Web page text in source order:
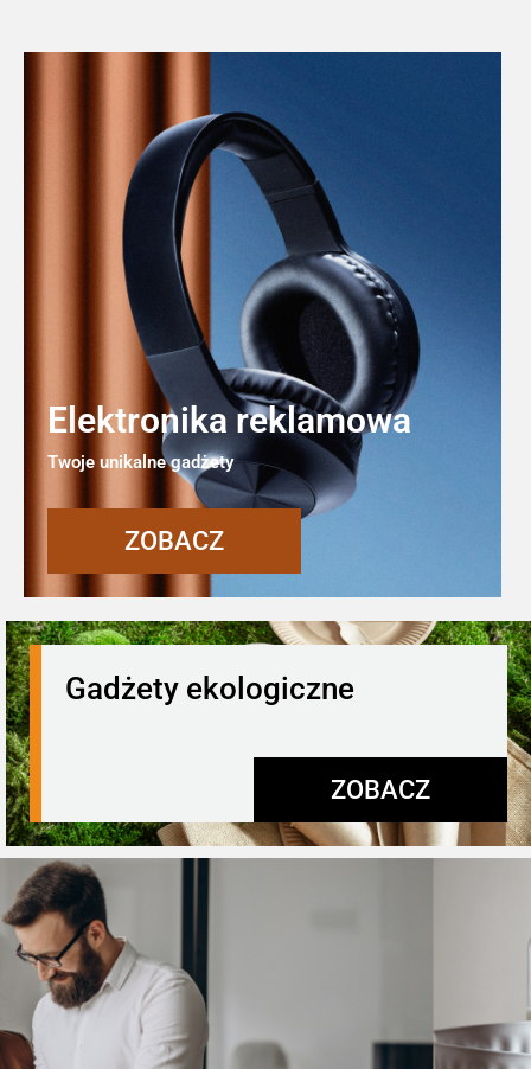
Elektronika reklamowa
Twoje unikalne gadżety
ZOBACZ
Gadżety ekologiczne
ZOBACZ